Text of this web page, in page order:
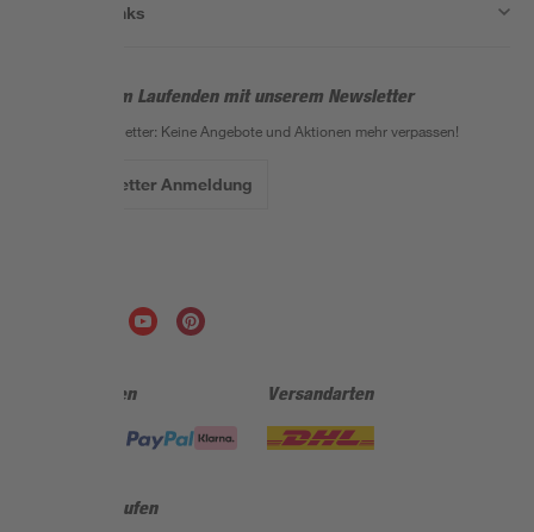
Nützliche Links
Bleib auf dem Laufenden mit unserem Newsletter
Der toom Newsletter: Keine Angebote und Aktionen mehr verpassen!
Zur Newsletter Anmeldung
Zahlungsarten Versandarten
Sicher einkaufen